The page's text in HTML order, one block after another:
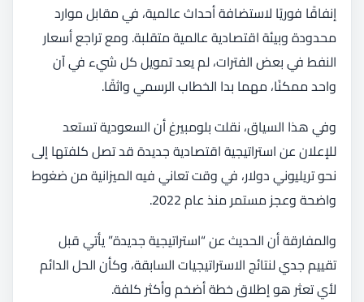
إنفاقًا فوريًا لاستضافة أحداث عالمية، في مقابل موارد
محدودة وبيئة اقتصادية عالمية متقلبة. ومع تراجع أسعار
النفط في بعض الفترات، لم يعد تمويل كل شيء في آن
واحد ممكنًا، مهما بدا الخطاب الرسمي واثقًا.
وفي هذا السياق، نقلت بلومبيرغ أن السعودية تستعد
للإعلان عن استراتيجية اقتصادية جديدة قد تصل كلفتها إلى
نحو تريليوني دولار، في وقت تعاني فيه الميزانية من ضغوط
واضحة وعجز مستمر منذ عام 2022.
والمفارقة أن الحديث عن “استراتيجية جديدة” يأتي قبل
تقييم جدي لنتائج الاستراتيجيات السابقة، وكأن الحل الدائم
لأي تعثر هو إطلاق خطة أضخم وأكثر كلفة.